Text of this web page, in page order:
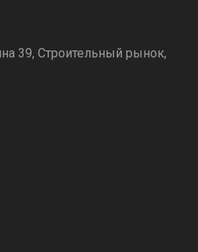
39, Строительный рынок,